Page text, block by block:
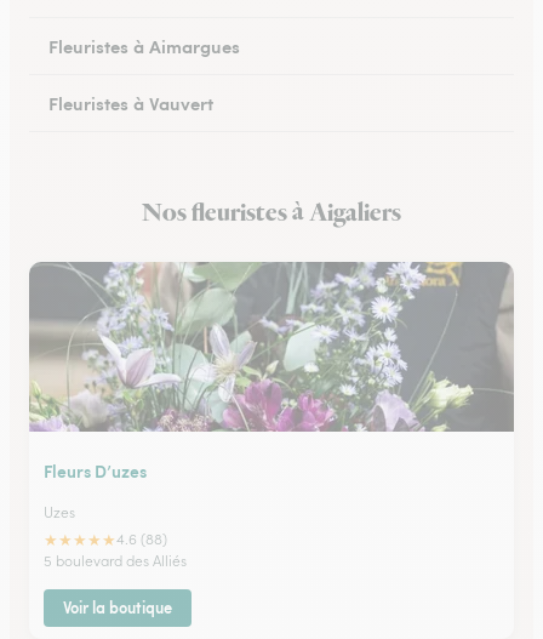
Fleuristes à Aimargues
Fleuristes à Vauvert
Fleuristes à Salindres
Nos fleuristes à Aigaliers
Fleurs D’uzes
Uzes
★★★★★4.6 (88)
5 boulevard des Alliés
Voir la boutique